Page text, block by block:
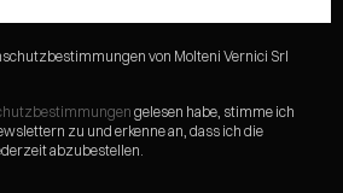
von Molteni Vernici Srl
gelesen habe, stimme ich
zu und erkenne an, dass ich die
abzubestellen.